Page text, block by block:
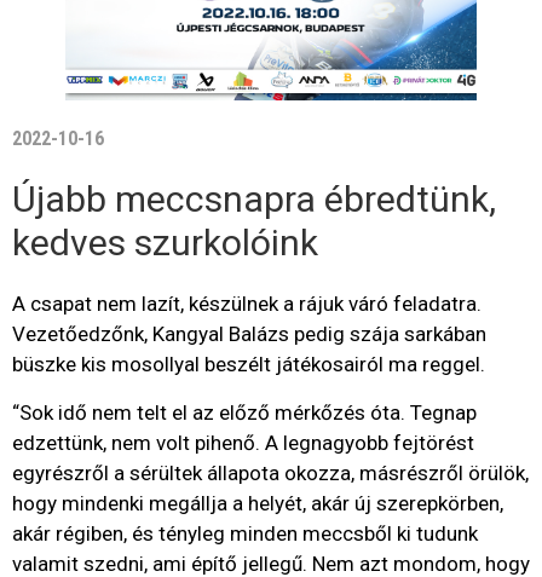
2022-10-16
Újabb meccsnapra ébredtünk,
kedves szurkolóink
A csapat nem lazít, készülnek a rájuk váró feladatra.
Vezetőedzőnk, Kangyal Balázs pedig szája sarkában
büszke kis mosollyal beszélt játékosairól ma reggel.
“Sok idő nem telt el az előző mérkőzés óta. Tegnap
edzettünk, nem volt pihenő. A legnagyobb fejtörést
egyrészről a sérültek állapota okozza, másrészről örülök,
hogy mindenki megállja a helyét, akár új szerepkörben,
akár régiben, és tényleg minden meccsből ki tudunk
valamit szedni, ami építő jellegű. Nem azt mondom, hogy